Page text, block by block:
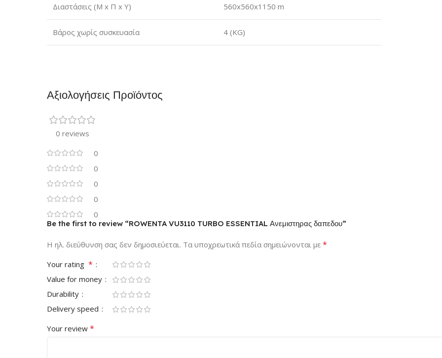
Διαστάσεις (Μ x Π x Υ) 560x560x1150 m
Βάρος χωρίς συσκευασία 4 (KG)
Αξιολογήσεις Προϊόντος
0 reviews
0
0
0
0
0
Be the first to review “ROWENTA VU3110 TURBO ESSENTIAL Ανεμιστηρας δαπεδου”
Η ηλ. διεύθυνση σας δεν δημοσιεύεται. Τα υποχρεωτικά πεδία σημειώνονται με *
Your rating *
Value for money
Durability
Delivery speed
Your review *